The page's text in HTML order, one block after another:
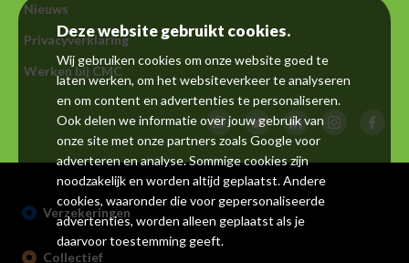
Nieuws
Privacyverklaring
Werken bij CMC
Verzekeringen
Collectief
Deze website gebruikt cookies.
Wij gebruiken cookies om onze website goed te
laten werken, om het websiteverkeer te analyseren
en om content en advertenties te personaliseren.
Ook delen we informatie over jouw gebruik van
onze site met onze partners zoals Googlevoor
adverteren en analyse. Sommige cookies zijn
noodzakelijk en worden altijd geplaatst. Andere
cookies, waaronder die voor gepersonaliseerde
advertenties, worden alleen geplaatst als je
daarvoor toestemming geeft.